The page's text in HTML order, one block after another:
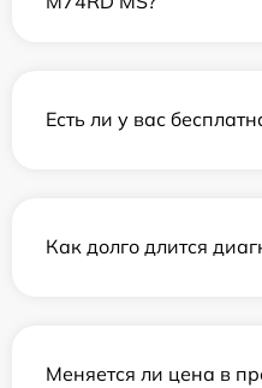
Есть ли у вас
Как долго длится
Меняется ли цена в